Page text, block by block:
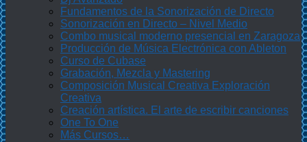
Fundamentos de la Sonorización de Directo
Sonorización en Directo – Nivel Medio
Combo musical moderno presencial en Zaragoza
Producción de Música Electrónica con Ableton
Curso de Cubase
Grabación, Mezcla y Mastering
Composición Musical Creativa Exploración
Creativa
Creación artística. El arte de escribir canciones
One To One
Más Cursos…